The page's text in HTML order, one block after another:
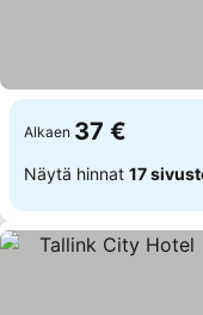
Alkaen 37 €
Näytä hinnat 17